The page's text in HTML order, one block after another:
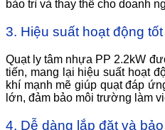
bảo trì và thay thế cho doanh
3. Hiệu suất hoạt động tốt
Quạt ly tâm nhựa PP 2.2kW
tiến, mang lại hiệu suất hoạt
khí mạnh mẽ giúp quạt đáp
lớn, đảm bảo môi trường làm
4. Dễ dàng lắp đặt và